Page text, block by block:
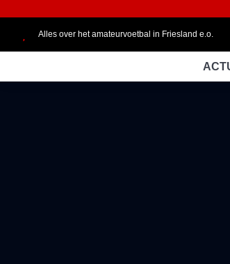
Alles over het amateurvoetbal in Friesland e.o.